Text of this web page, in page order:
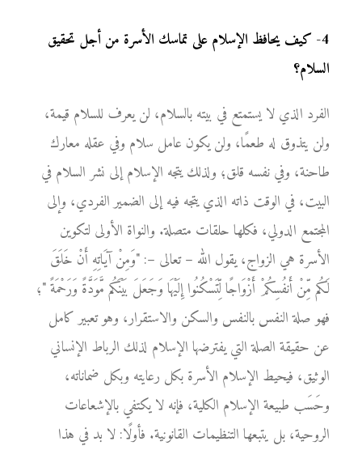
4
-كيف يحافظ الإسلام على تماسك الأسرة من أجل تحقيق
السلام؟
الفرد الذي لا يستمتع في بيته بالسلام، لن يعرف للسلام قيمة،
ولن يتذوق له طعمًا، ولن يكون عامل سلام وفي عقله معارك
طاحنة، وفي نفسه قلق؛ ولذلك يتجه الإسلام إلى نشر السلام في
البيت، في الوقت ذاته الذي يتجه فيه إلى الضمير الفردي، وإلى
المجتمع الدولي، فكلها حلقات متصلة. والنواة الأولى لتكوين
الأسرة هي الزواج، يقول الله – تعالى –: "وَمِنْ آيَاتِهِ أَنْ خَلَقَ
لَكُم مِّنْ أَنفُسِكُمْ أَزْوَاجًا لِّتَسْكُنُوا إِلَيْهَا وَجَعَلَ بَيْنَكُم مَّوَدَّةً وَرَحْمَةً "؛
فهو صلة النفس بالنفس والسكن والاستقرار، وهو تعبير كامل
عن حقيقة الصلة التي يفترضها الإسلام لذلك الرباط الإنساني
الوثيق، فيحيط الإسلام الأسرة بكل رعايته وبكل ضماناته،
وحَسَب طبيعة الإسلام الكلية، فإنه لا يكتفي بالإشعاعات
الروحية، بل يتبعها التنظيمات القانونية. فأولًا: لا بد في هذا